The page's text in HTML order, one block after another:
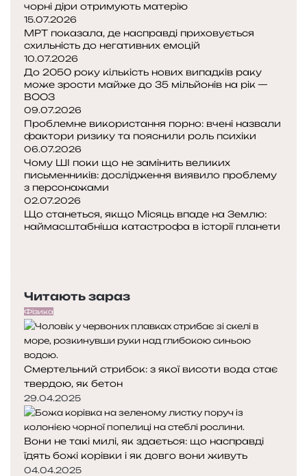
чорні діри отримують матерію
15.07.2026
МРТ показала, де насправді приховується
схильність до негативних емоцій
10.07.2026
До 2050 року кількість нових випадків раку
може зрости майже до 35 мільйонів на рік —
ВООЗ
09.07.2026
Проблемне використання порно: вчені назвали
фактори ризику та пояснили роль психіки
06.07.2026
Чому ШІ поки що не замінить великих
письменників: дослідження виявило проблему
з персонажами
02.07.2026
Що станеться, якщо Місяць впаде на Землю:
наймасштабніша катастрофа в історії планети
Читають зараз
Фізика
Смертельний стрибок: з якої висоти вода стає
твердою, як бетон
29.04.2025
Вони не такі милі, як здається: що насправді
їдять божі корівки і як довго вони живуть
04.04.2025